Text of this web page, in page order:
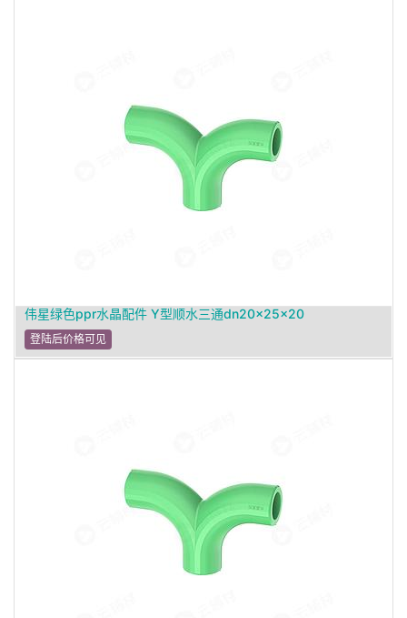
伟星绿色ppr水晶配件 Y型顺水三通dn20×25×20
登陆后价格可见